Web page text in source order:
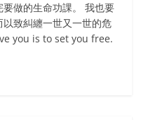
做的生命功課。 我也要
致糾纏一世又一世的危
you is to set you free.